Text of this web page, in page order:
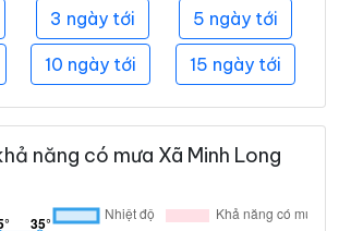
3 ngày tới 5 ngày tới
10 ngày tới 15 ngày tới
năng có mưa Xã Minh Long